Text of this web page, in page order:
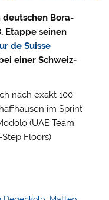
Bora-
Etappe seinen
de Suisse
einer Schweiz-
nach exakt 100
im Sprint
(UAE Team
Floors)